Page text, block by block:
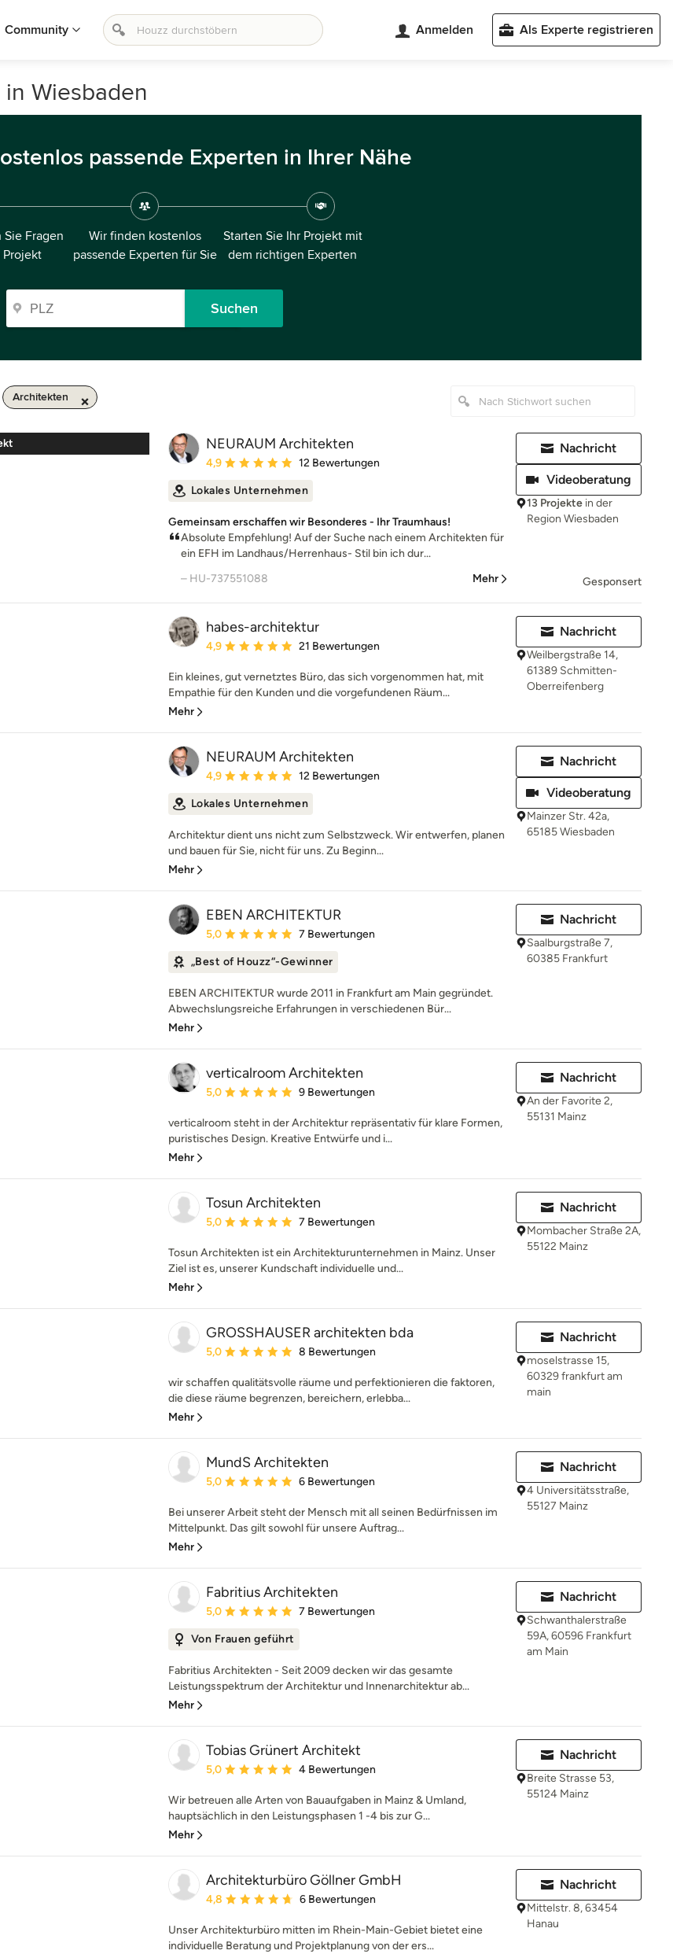
Community Anmelden Als Experte registrieren
Wiesbaden
passende Experten in Ihrer Nähe
Fragen
Projekt
Wir finden kostenlos
passende Experten für Sie
Starten Sie Ihr Projekt mit
dem richtigen Experten
Suchen
Architekten
NEURAUM Architekten
Durchschnittliche Bewertung: 4.9 von 5 Sternen
4,9 12 Bewertungen
Lokales Unternehmen
Gemeinsam erschaffen wir Besonderes - Ihr Traumhaus!
Absolute Empfehlung! Auf der Suche nach einem Architekten für
ein EFH im Landhaus/Herrenhaus- Stil bin ich dur...
– HU-737551088
Mehr
Nachricht
Videoberatung
13 Projekte in der
Region Wiesbaden
Gesponsert
habes-architektur
Durchschnittliche Bewertung: 4.9 von 5 Sternen
4,9 21 Bewertungen
Ein kleines, gut vernetztes Büro, das sich vorgenommen hat, mit
Empathie für den Kunden und die vorgefundenen Räum...
Mehr
Nachricht
Weilbergstraße 14,
61389 Schmitten-
Oberreifenberg
NEURAUM Architekten
Durchschnittliche Bewertung: 4.9 von 5 Sternen
4,9 12 Bewertungen
Lokales Unternehmen
Architektur dient uns nicht zum Selbstzweck. Wir entwerfen, planen
und bauen für Sie, nicht für uns. Zu Beginn...
Mehr
Nachricht
Videoberatung
Mainzer Str. 42a,
65185 Wiesbaden
EBEN ARCHITEKTUR
Durchschnittliche Bewertung: 5 von 5 Sternen
5,0 7 Bewertungen
„Best of Houzz“-Gewinner
EBEN ARCHITEKTUR wurde 2011 in Frankfurt am Main gegründet.
Abwechslungsreiche Erfahrungen in verschiedenen Bür...
Mehr
Nachricht
Saalburgstraße 7,
60385 Frankfurt
verticalroom Architekten
Durchschnittliche Bewertung: 5 von 5 Sternen
5,0 9 Bewertungen
verticalroom steht in der Architektur repräsentativ für klare Formen,
puristisches Design. Kreative Entwürfe und i...
Mehr
Nachricht
An der Favorite 2,
55131 Mainz
Tosun Architekten
Durchschnittliche Bewertung: 5 von 5 Sternen
5,0 7 Bewertungen
Tosun Architekten ist ein Architekturunternehmen in Mainz. Unser
Ziel ist es, unserer Kundschaft individuelle und...
Mehr
Nachricht
Mombacher Straße 2A,
55122 Mainz
GROSSHAUSER architekten bda
Durchschnittliche Bewertung: 5 von 5 Sternen
5,0 8 Bewertungen
wir schaffen qualitätsvolle räume und perfektionieren die faktoren,
die diese räume begrenzen, bereichern, erlebba...
Mehr
Nachricht
moselstrasse 15,
60329 frankfurt am
main
MundS Architekten
Durchschnittliche Bewertung: 5 von 5 Sternen
5,0 6 Bewertungen
Bei unserer Arbeit steht der Mensch mit all seinen Bedürfnissen im
Mittelpunkt. Das gilt sowohl für unsere Auftrag...
Mehr
Nachricht
4 Universitätsstraße,
55127 Mainz
Fabritius Architekten
Durchschnittliche Bewertung: 5 von 5 Sternen
5,0 7 Bewertungen
Von Frauen geführt
Fabritius Architekten - Seit 2009 decken wir das gesamte
Leistungsspektrum der Architektur und Innenarchitektur ab...
Mehr
Nachricht
Schwanthalerstraße
59A, 60596 Frankfurt
am Main
Tobias Grünert Architekt
Durchschnittliche Bewertung: 5 von 5 Sternen
5,0 4 Bewertungen
Wir betreuen alle Arten von Bauaufgaben in Mainz & Umland,
hauptsächlich in den Leistungsphasen 1 -4 bis zur G...
Mehr
Nachricht
Breite Strasse 53,
55124 Mainz
Architekturbüro Göllner GmbH
Durchschnittliche Bewertung: 4.8 von 5 Sternen
4,8 6 Bewertungen
Unser Architekturbüro mitten im Rhein-Main-Gebiet bietet eine
individuelle Beratung und Projektplanung von der ers...
Nachricht
Mittelstr. 8, 63454
Hanau